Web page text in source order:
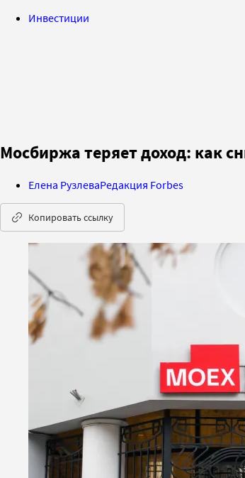
Инвестиции
Мосбиржа теряет доход: как
Елена РузлеваРедакция Forbes
Копировать ссылку